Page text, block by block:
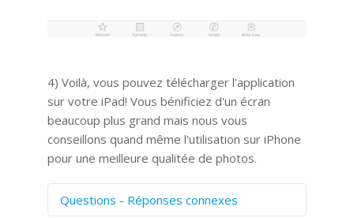
4) Voilà, vous pouvez télécharger l'application
sur votre iPad! Vous bénificiez d'un écran
beaucoup plus grand mais nous vous
conseillons quand même l'utilisation sur iPhone
pour une meilleure qualitée de photos.
Questions - Réponses connexes